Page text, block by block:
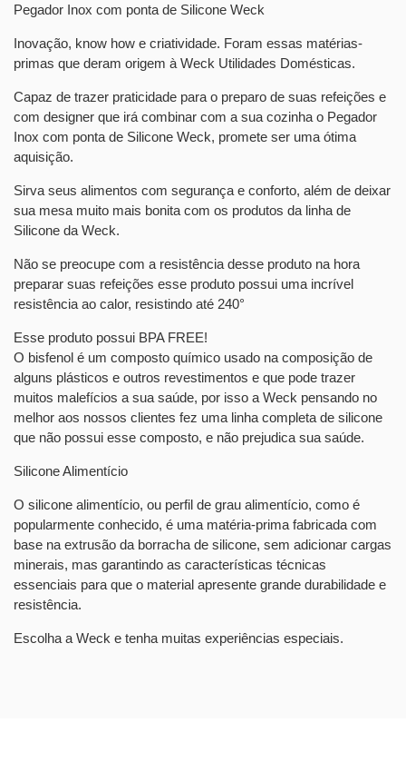
Pegador Inox com ponta de Silicone Weck
Inovação, know how e criatividade. Foram essas matérias-
primas que deram origem à Weck Utilidades Domésticas.
Capaz de trazer praticidade para o preparo de suas refeições e
com designer que irá combinar com a sua cozinha o Pegador
Inox com ponta de Silicone Weck, promete ser uma ótima
aquisição.
Sirva seus alimentos com segurança e conforto, além de deixar
sua mesa muito mais bonita com os produtos da linha de
Silicone da Weck.
Não se preocupe com a resistência desse produto na hora
preparar suas refeições esse produto possui uma incrível
resistência ao calor, resistindo até 240°
Esse produto possui BPA FREE!
O bisfenol é um composto químico usado na composição de
alguns plásticos e outros revestimentos e que pode trazer
muitos malefícios a sua saúde, por isso a Weck pensando no
melhor aos nossos clientes fez uma linha completa de silicone
que não possui esse composto, e não prejudica sua saúde.
Silicone Alimentício
O silicone alimentício, ou perfil de grau alimentício, como é
popularmente conhecido, é uma matéria-prima fabricada com
base na extrusão da borracha de silicone, sem adicionar cargas
minerais, mas garantindo as características técnicas
essenciais para que o material apresente grande durabilidade e
resistência.
Escolha a Weck e tenha muitas experiências especiais.